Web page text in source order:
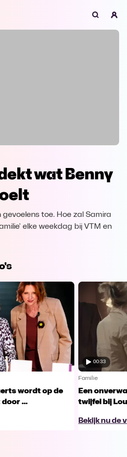
niet ondersteund
Download
wat Benny
gevoelens toe. Hoe zal Samira
elke weekdag bij VTM en
wordt op de
...
00:33
Familie
Een
twijfel bij
Bekijk nu de